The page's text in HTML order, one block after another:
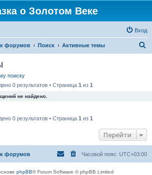
о Золотом Веке
Вход
форумов Поиск Активные темы
поиску
0 результатов • Страница 1 из 1
не найдено.
0 результатов • Страница 1 из 1
Перейти
форумов Часовой пояс: UTC+03:00
phpBB® Forum Software © phpBB Limited